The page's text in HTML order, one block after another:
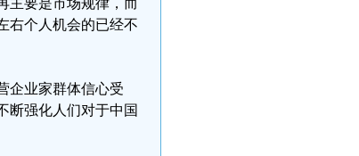
主要是市场规律，而
右个人机会的已经不
企业家群体信心受
断强化人们对于中国